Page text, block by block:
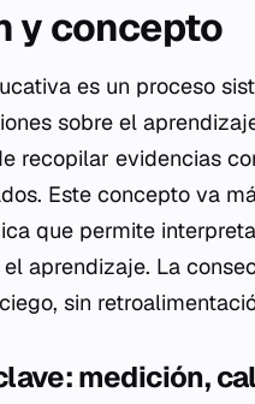
y concepto
es un proceso
sobre el
recopilar evidencias
Este concepto va
que permite
aprendizaje. La
sin
medición,